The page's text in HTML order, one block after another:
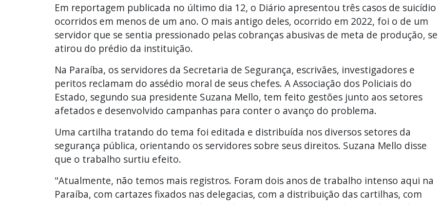
Em reportagem publicada no último dia 12, o Diário apresentou três casos de suicídio
ocorridos em menos de um ano. O mais antigo deles, ocorrido em 2022, foi o de um
servidor que se sentia pressionado pelas cobranças abusivas de meta de produção, se
atirou do prédio da instituição.
Na Paraíba, os servidores da Secretaria de Segurança, escrivães, investigadores e
peritos reclamam do assédio moral de seus chefes. A Associação dos Policiais do
Estado, segundo sua presidente Suzana Mello, tem feito gestões junto aos setores
afetados e desenvolvido campanhas para conter o avanço do problema.
Uma cartilha tratando do tema foi editada e distribuída nos diversos setores da
segurança pública, orientando os servidores sobre seus direitos. Suzana Mello disse
que o trabalho surtiu efeito.
"Atualmente, não temos mais registros. Foram dois anos de trabalho intenso aqui na
Paraíba, com cartazes fixados nas delegacias, com a distribuição das cartilhas, com